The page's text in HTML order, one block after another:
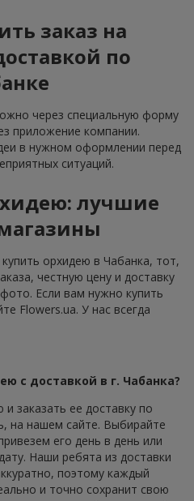
заказ на
по
через специальную форму
приложение компании.
в нужном оформлении перед
ситуаций.
лучшие
орхидею в Чабанка, тот,
честную цену и доставку
Если вам нужно купить
Flowers.ua. У нас всегда
с доставкой в г. Чабанка?
заказать ее доставку по
на нашем сайте. Выбирайте
его день в день или
Наши ребята из доставки
поэтому каждый
и точно сохранит свою